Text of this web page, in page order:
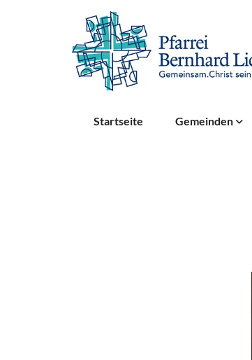
Startseite Gemeinden